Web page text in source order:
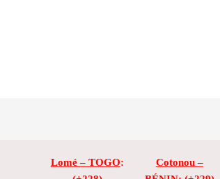
Lomé – TOGO:
Cotonou –